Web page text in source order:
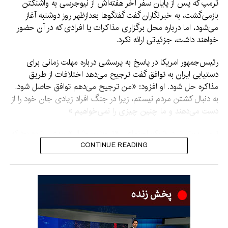
ترمپ که پس از پایان سفر آخر هفته‌اش از نیوجرسی به واشنگتن
بازمی‌گشت، به خبرنگاران گفت گفتگوها بعدازظهر روز دوشنبه آغاز
می‌شود، اما درباره محل برگزاری مذاکرات یا افرادی که در آن حضور
خواهند داشت، جزئیاتی ارائه نکرد.
رئیس‌جمهور امریکا در پاسخ به پرسشی درباره مهلت زمانی برای
دستیابی ایران به توافق گفت ترجیح می‌دهد اختلافات از طریق
مذاکره حل شود. او افزود: «من ترجیح می‌دهم توافق حاصل شود.
به دنبال کشتن مردم نیستم، زیرا در جنگ افراد زیادی جان خود را از
دست می‌دهند و ما چنین چیزی را نمی‌خواهیم.»
ترمپ پیش‌تر در شبکه اجتماعی «تروث سوشال» مدعی شده بود که
ایران و شماری از کشورهای خاورمیانه برای نهایی‌سازی توافقی که به
بازگشایی کامل و فوری تنگه هرمز و پایان دادن به آنچه «تهدید
گفته بود به همین دلیل از اجرای حمله‌ای قریب‌الوقوع علیه ایران
صرف‌نظر کرده است.
CONTINUE READING